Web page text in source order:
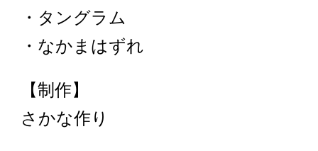
・タングラム
・なかまはずれ
【制作】
さかな作り